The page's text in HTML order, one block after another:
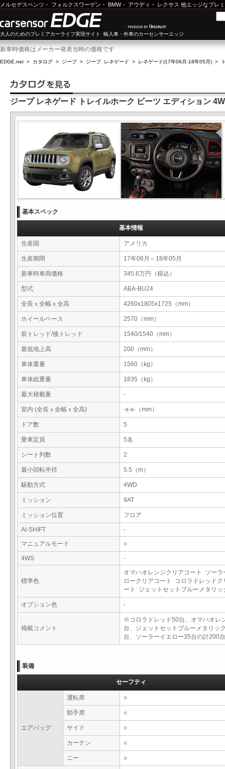
メルセデスベンツ ・ フォルクスワーゲン ・ BMW・ アウディ ・ レクサス 他エッジなプレ
大人のためのプレミアカーライフ実現サイト 輸入車・外車のカーセンサーエッジ
新車時価格はメーカー発表当時の価格です
EDGE.net > カタログ > ジープ> ジープ レネゲード > レネゲード(17年06月-18年05月) >
ジープ レネゲード トレイルホーク ビーツ エディション
基本スペック
基本情報
生産国 アメリカ
生産期間 17年06月～18年05月
新車時車両価格 345.6万円（税込）
型式 ABA-BU24
全長ｘ全幅ｘ全高 4260x1805x1725（mm）
ホイールベース 2570（mm）
前トレッド/後トレッド 1540/1540（mm）
最低地上高 200（mm）
車体重量 1560（kg）
車体総重量 1835（kg）
最大積載量 -
室内 (全長ｘ全幅ｘ全高) -x-x-（mm）
ドア数 5
乗車定員 5名
シート列数 2
最小回転半径 5.5（m）
駆動方式 4WD
ミッション 9AT
ミッション位置 フロア
AI-SHIFT
-
マニュアルモード
○
4WS -
標準色
オマハオレンジクリアコート ソーラ
ロークリアコート コロラドレッドク
ート ジェットセットブルーメタリ
オプション色 -
掲載コメント
※コロラドレッド50台、オマハオレ
台、ジェットセットブルーメタリッ
台、ソーラーイエロー35台の計200
装備
セーフティ
エアバッグ
運転席 ○
助手席 ○
サイド ○
カーテン ○
ニー ○